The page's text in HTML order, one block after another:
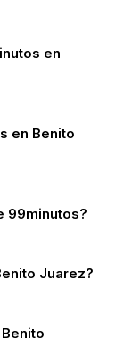
en
en Benito
99minutos?
Juarez?